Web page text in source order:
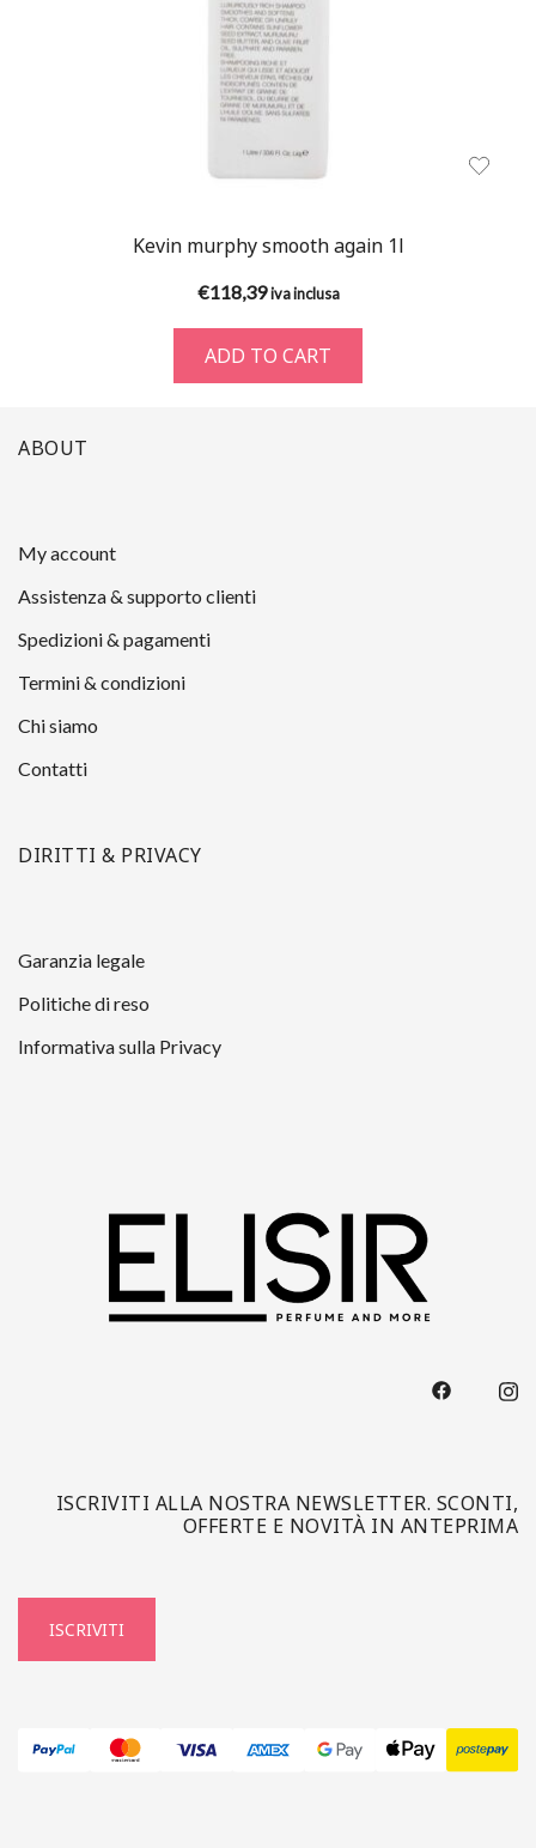
Kevin murphy smooth again 1l
€118,39 iva inclusa
ADD TO CART
ABOUT
My account
Assistenza & supporto clienti
Spedizioni & pagamenti
Termini & condizioni
Chi siamo
Contatti
DIRITTI & PRIVACY
Garanzia legale
Politiche di reso
Informativa sulla Privacy
ISCRIVITI ALLA NOSTRA NEWSLETTER. SCONTI,
OFFERTE E NOVITÀ IN ANTEPRIMA
ISCRIVITI